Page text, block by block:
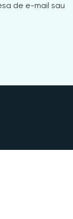
de e-mail sau